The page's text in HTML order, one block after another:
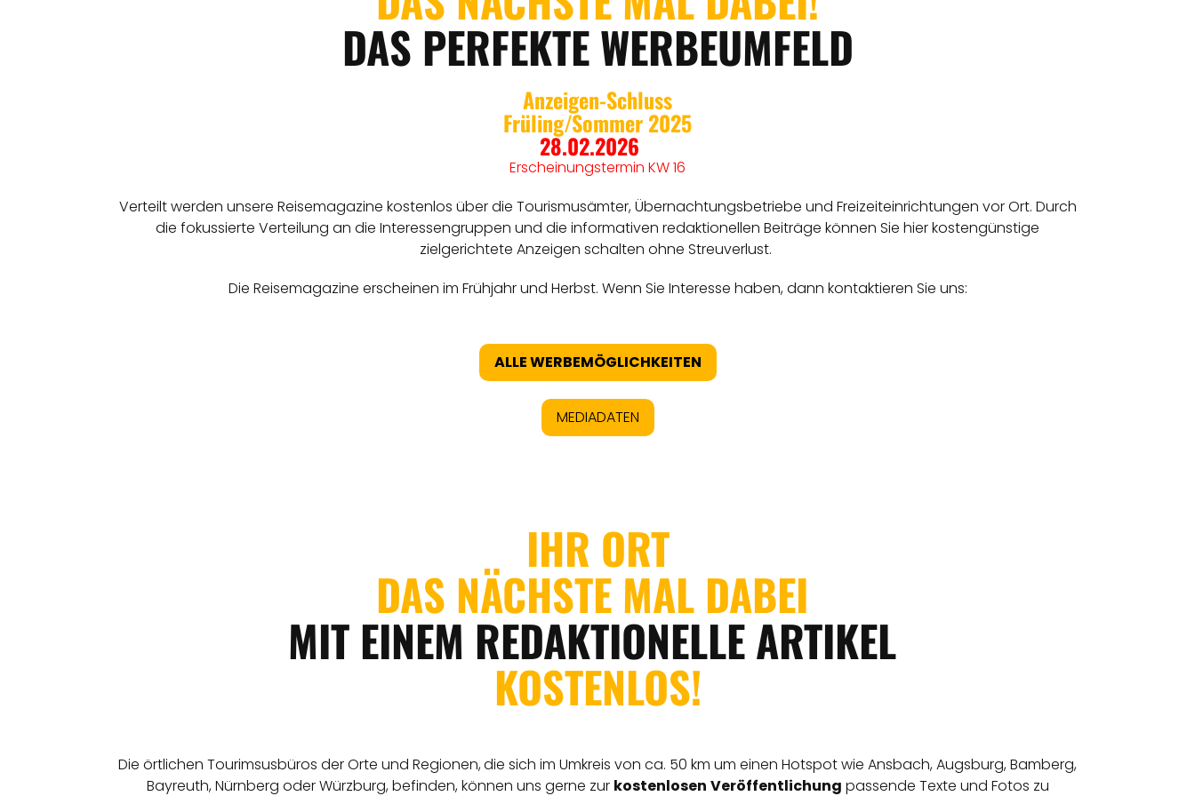
DAS PERFEKTE WERBEUMFELD
Anzeigen-Schluss
Früling/Sommer 2025
28.02.2026
Erscheinungstermin KW 16
Verteilt werden unsere Reisemagazine kostenlos über die Tourismusämter, Übernachtungsbetriebe und Freizeiteinrichtungen vor Ort. Durch
die fokussierte Verteilung an die Interessengruppen und die informativen redaktionellen Beiträge können Sie hier kostengünstige
zielgerichtete Anzeigen schalten ohne Streuverlust.
Die Reisemagazine erscheinen im Frühjahr und Herbst. Wenn Sie Interesse haben, dann kontaktieren Sie uns:
ALLE WERBEMÖGLICHKEITEN
MEDIADATEN
IHR ORT
DAS NÄCHSTE MAL DABEI
MIT EINEM REDAKTIONELLE ARTIKEL
KOSTENLOS!
Die örtlichen Tourimsusbüros der Orte und Regionen,die sich im Umkreis von ca. 50 km um einen Hotspot wie Ansbach, Augsburg, Bamberg,
Bayreuth, Nürnberg oder Würzburg, befinden, können uns gerne zur kostenlosen Veröffentlichung passende Texte und Fotos zu